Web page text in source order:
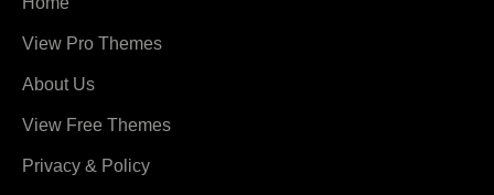
View Pro Themes
About Us
View Free Themes
Privacy & Policy